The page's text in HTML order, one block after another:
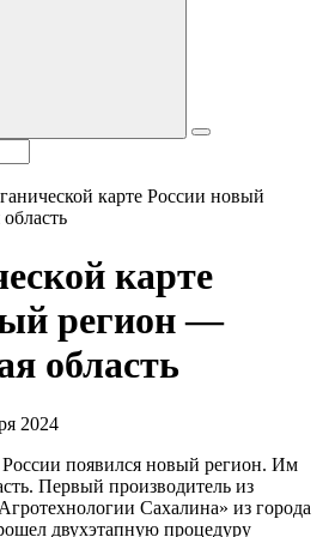
карте России новый
карте
регион —
область
2024
России появился новый регион. Им
Первый производитель из
Сахалина» из города
двухэтапную процедуру